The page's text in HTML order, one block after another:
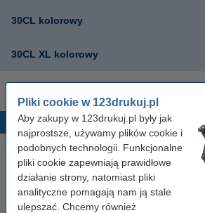
Pliki cookie w 123drukuj.pl
Aby zakupy w 123drukuj.pl były jak
najprostsze, używamy plików cookie i
podobnych technologii. Funkcjonalne
pliki cookie zapewniają prawidłowe
działanie strony, natomiast pliki
analityczne pomagają nam ją stale
ulepszać. Chcemy również
30CL kolorowy
30CL XL kolorowy
Popularne produkty